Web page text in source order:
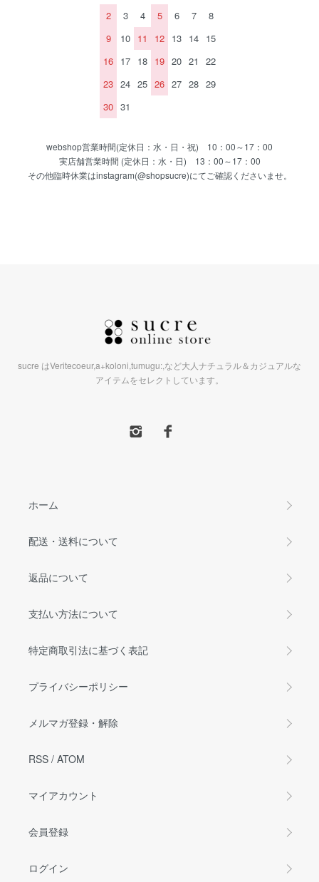
2
3 4 5 6 7
8
9
10 11 12 13 14 15
16 17 18 19 20 21
22
23 24 25 26 27 28 29
30 31
webshop営業時間(定休日：水・日・祝) 10：00～17：00
実店舗営業時間 (定休日：水・日) 13：00～17：00
その他臨時休業はinstagram(@shopsucre)にてご確認くださいませ。
sucre はVeritecoeur,a+koloni,tumugu:,など大人ナチュラル＆カジュアルな
アイテムをセレクトしています。
ホーム
配送・送料について
返品について
支払い方法について
特定商取引法に基づく表記
プライバシーポリシー
メルマガ登録・解除
RSS / ATOM
マイアカウント
会員登録
ログイン